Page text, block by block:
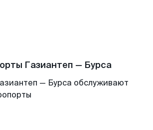
Газиантеп — Бурса
— Бурса обслуживают